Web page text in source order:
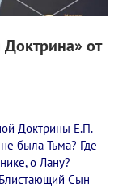
от
Доктрины Е.П.
была Тьма? Где
о Лану?
Сын